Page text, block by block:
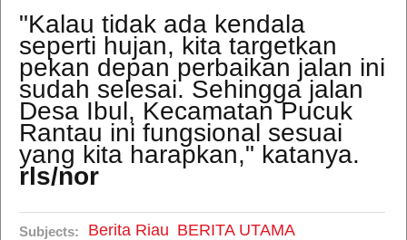
"Kalau tidak ada kendala
seperti hujan, kita targetkan
pekan depan perbaikan jalan ini
sudah selesai. Sehingga jalan
Desa Ibul, Kecamatan Pucuk
Rantau ini fungsional sesuai
yang kita harapkan," katanya.
rls/nor
Subjects: Berita Riau BERITA UTAMA